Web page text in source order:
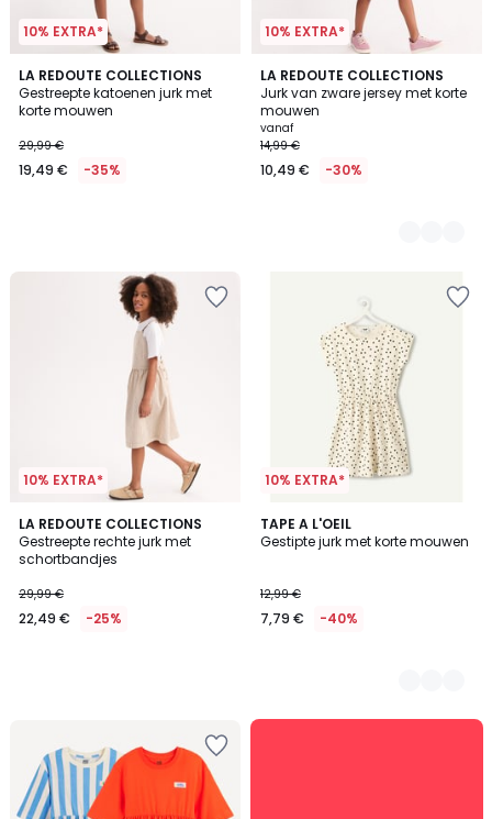
10% EXTRA*
LA REDOUTE COLLECTIONS
Gestreepte katoenen jurk met
korte mouwen
€
In
29,99 €
19,49 € -35%
10% EXTRA*
LA REDOUTE COLLECTIONS
Jurk van zware jersey met korte
mouwen
vanaf
14,99 €
10,49 € -30%
2
Kleuren
10% EXTRA*
LA REDOUTE COLLECTIONS
Gestreepte rechte jurk met
schortbandjes
29,99 €
22,49 € -25%
10% EXTRA*
TAPE A L'OEIL
Gestipte jurk met korte mouwen
12,99 €
7,79 € -40%
2
Kleuren
SALE